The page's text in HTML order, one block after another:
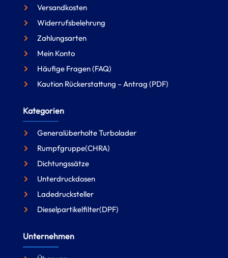
Versandkosten
Widerrufsbelehrung
Zahlungsarten
Mein Konto
Häufige Fragen (FAQ)
Kaution Rückerstattung – Antrag (PDF)
Kategorien
Generalüberholte Turbolader
Rumpfgruppe(CHRA)
Dichtungssätze
Unterdruckdosen
Ladedrucksteller
Dieselpartikelfilter(DPF)
Unternehmen